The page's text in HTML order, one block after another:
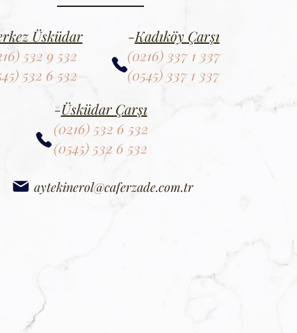
Üsküdar
532 9 532
532 6 532
-Kadıköy Çarşı
(0216) 337 1 337
(0545) 337 1 337
-Üsküdar Çarşı
(0216) 532 6 532
(0545) 532 6 532
aytekinerol@caferzade.com.tr